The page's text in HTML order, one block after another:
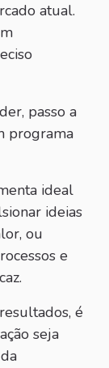
atual.
passo a
programa
ideal
ideias
ou
e
é
seja